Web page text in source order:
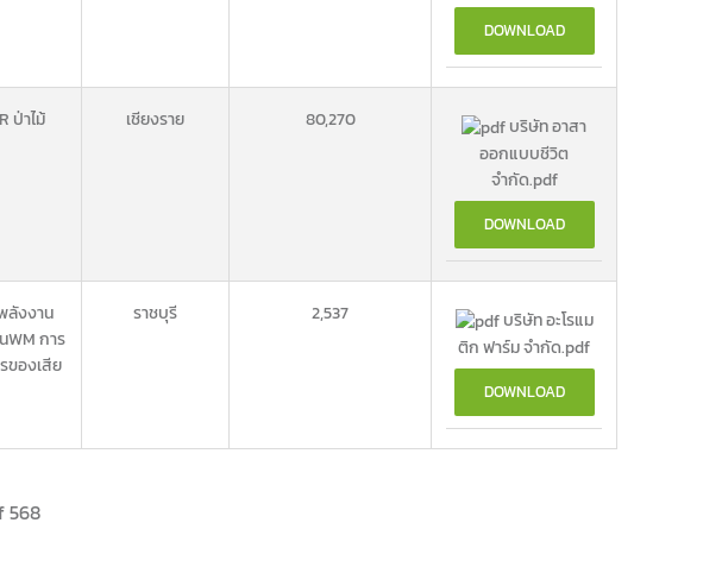
DOWNLOAD
ป่าไม้ เชียงราย 80,270
บริษัท อาสา
ออกแบบชีวิต
จำกัด.pdf
DOWNLOAD
ลังงาน
WM การ
ของเสีย
ราชบุรี 2,537
บริษัท อะโรแม
ติก ฟาร์ม จำกัด.pdf
DOWNLOAD
568